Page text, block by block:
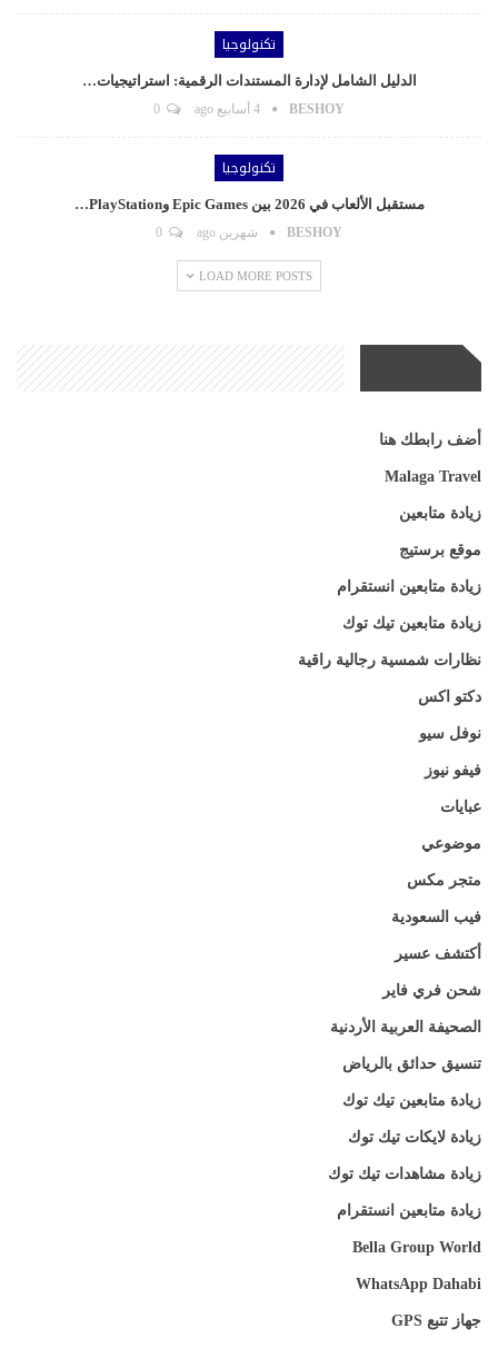
تكنولوجيا
الدليل الشامل لإدارة المستندات الرقمية: استراتيجيات…
BESHOY 4 أسابيع ago
تكنولوجيا
مستقبل الألعاب في 2026 بين Epic Games وPlayStation…
BESHOY شهرين ago
LOAD MORE POSTS
أضف رابطك هنا
Malaga Travel
زيادة متابعين
موقع برستيج
زيادة متابعين انستقرام
زيادة متابعين تيك توك
نظارات شمسية رجالية راقية
دكتو اكس
نوفل سيو
فيفو نيوز
عبايات
موضوعي
متجر مكس
فيب السعودية
أكتشف عسير
شحن فري فاير
الصحيفة العربية الأردنية
تنسيق حدائق بالرياض
زيادة متابعين تيك توك
زيادة لايكات تيك توك
زيادة مشاهدات تيك توك
زيادة متابعين انستقرام
Bella Group World
WhatsApp Dahabi
جهاز تتبع GPS